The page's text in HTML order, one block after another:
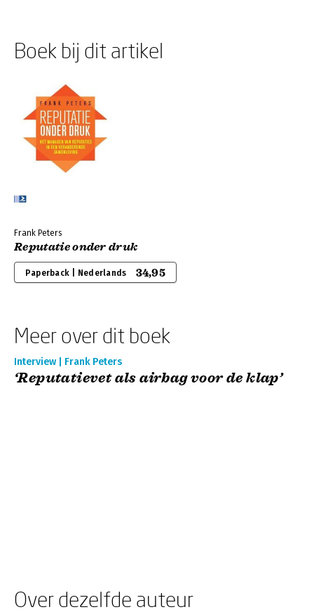
Boek bij dit artikel
Frank Peters
Reputatie onder druk
Paperback | Nederlands 34,95
Meer over dit boek
Interview | Frank Peters
‘Reputatievet als airbag voor de klap’
Over dezelfde auteur